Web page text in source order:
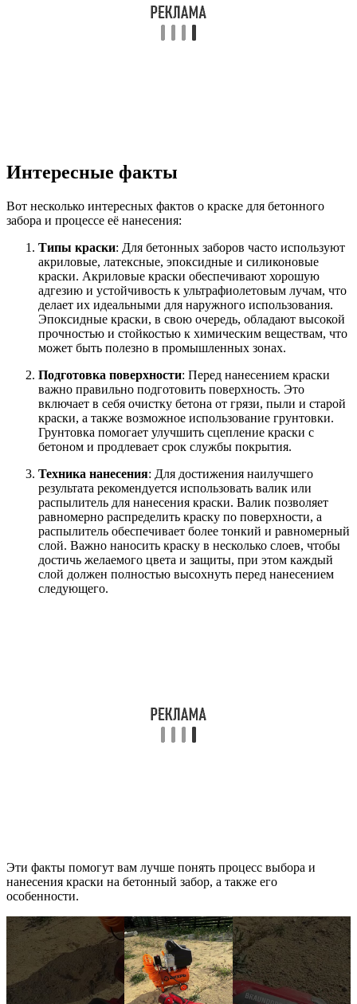
Интересные факты
Вот несколько интересных фактов о краске для бетонного
забора и процессе её нанесения:
Типы краски: Для бетонных заборов часто используют
акриловые, латексные, эпоксидные и силиконовые
краски. Акриловые краски обеспечивают хорошую
адгезию и устойчивость к ультрафиолетовым лучам, что
делает их идеальными для наружного использования.
Эпоксидные краски, в свою очередь, обладают высокой
прочностью и стойкостью к химическим веществам, что
может быть полезно в промышленных зонах.
Подготовка поверхности: Перед нанесением краски
важно правильно подготовить поверхность. Это
включает в себя очистку бетона от грязи, пыли и старой
краски, а также возможное использование грунтовки.
Грунтовка помогает улучшить сцепление краски с
бетоном и продлевает срок службы покрытия.
Техника нанесения: Для достижения наилучшего
результата рекомендуется использовать валик или
распылитель для нанесения краски. Валик позволяет
равномерно распределить краску по поверхности, а
распылитель обеспечивает более тонкий и равномерный
слой. Важно наносить краску в несколько слоев, чтобы
достичь желаемого цвета и защиты, при этом каждый
слой должен полностью высохнуть перед нанесением
следующего.
Эти факты помогут вам лучше понять процесс выбора и
нанесения краски на бетонный забор, а также его
особенности.